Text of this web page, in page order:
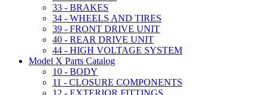
33 - BRAKES
34 - WHEELS AND TIRES
39 - FRONT DRIVE UNIT
40 - REAR DRIVE UNIT
44 - HIGH VOLTAGE SYSTEM
Model X Parts Catalog
10 - BODY
11 - CLOSURE COMPONENTS